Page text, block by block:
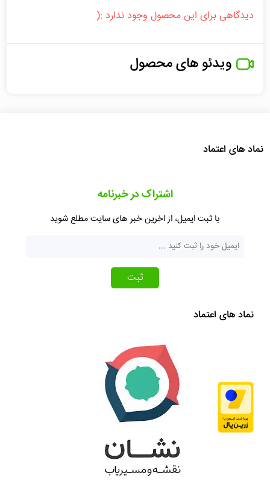
دیدگاهی برای این محصول وجود ندارد :(
ویدئو های محصول
نماد های اعتماد
اشتراک در خبرنامه
با ثبت ایمیل، از اخرین خبر های سایت مطلع شوید
ثبت
نماد های اعتماد